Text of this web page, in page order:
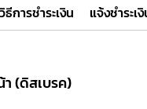
วิธีการชำระเงิน แจ้งชำระเ
า (ดิสเบรค)